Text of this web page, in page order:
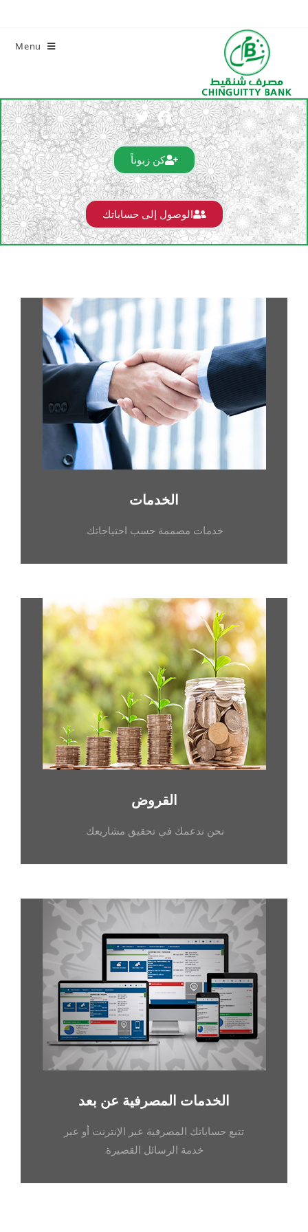
Menu
كن زبوناً
الوصول إلى حساباتك
الخدمات
خدمات مصممة حسب احتياجاتك.
القروض
نحن ندعمك في تحقيق مشاريعك.
الخدمات المصرفية عن بعد
تتبع حساباتك المصرفية عبر الإنترنت أو عبر
خدمة الرسائل القصيرة.